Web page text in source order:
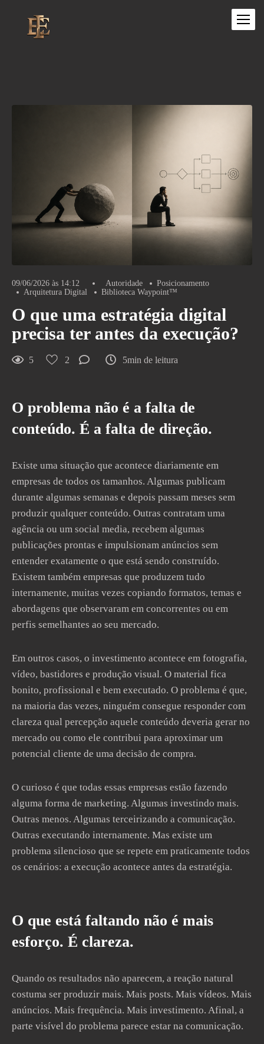
09/06/2026 às 14:12 Autoridade
Posicionamento
Arquitetura Digital
Biblioteca Waypoint™
O que uma estratégia digital
precisa ter antes da execução?
5 2 5min de leitura
O problema não é a falta de
conteúdo. É a falta de direção.
Existe uma situação que acontece diariamente em
empresas de todos os tamanhos. Algumas publicam
durante algumas semanas e depois passam meses sem
produzir qualquer conteúdo. Outras contratam uma
agência ou um social media, recebem algumas
publicações prontas e impulsionam anúncios sem
entender exatamente o que está sendo construído.
Existem também empresas que produzem tudo
internamente, muitas vezes copiando formatos, temas e
abordagens que observaram em concorrentes ou em
perfis semelhantes ao seu mercado.
Em outros casos, o investimento acontece em fotografia,
vídeo, bastidores e produção visual. O material fica
bonito, profissional e bem executado. O problema é que,
na maioria das vezes, ninguém consegue responder com
clareza qual percepção aquele conteúdo deveria gerar no
mercado ou como ele contribui para aproximar um
potencial cliente de uma decisão de compra.
O curioso é que todas essas empresas estão fazendo
alguma forma de marketing. Algumas investindo mais.
Outras menos. Algumas terceirizando a comunicação.
Outras executando internamente. Mas existe um
problema silencioso que se repete em praticamente todos
os cenários: a execução acontece antes da estratégia.
O que está faltando não é mais
esforço. É clareza.
Quando os resultados não aparecem, a reação natural
costuma ser produzir mais. Mais posts. Mais vídeos. Mais
anúncios. Mais frequência. Mais investimento. Afinal, a
parte visível do problema parece estar na comunicação.